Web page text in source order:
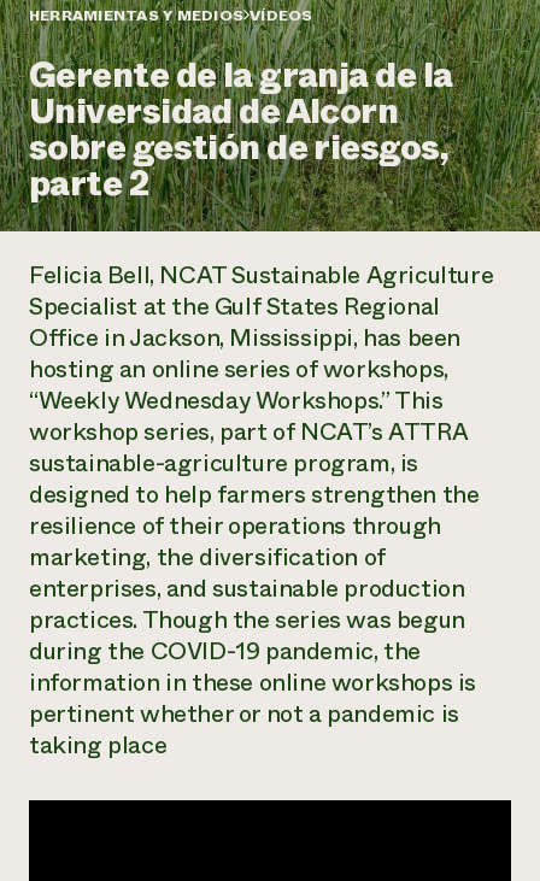
Informes anuales y financieros
Historias de impacto
Informe de
impacto 2024
LEER EL INFORME
Latinos en la agricultura
Sistemas alimentarios locales
Agricultura urbana
Las mujeres en la agricultura
Evento anual de reciclaje de productos electrónicos
Programa de descuentos de NorthWestern Energy
Servicios energéticos comerciales
Servicios energéticos residenciales
LIHEAP
Centro de intercambio de información AgriSolar
Blog
Podcasts
Publicaciones
Cursos cortos
Vídeos
Oportunidades de financiación
Noticias
Internship Hub
Buscar prácticas
Contratar a un becario
un
Llame a la
directa de
Asociaciones empresariales
Donar
Donaciones planificadas
Boletín
Consultas de los medios de comunicación
Todos
contribuyen a la
resiliencia de la
comunidad.
DONAR AHORA
HERRAMIENTAS Y MEDIOS VÍDEOS
Gerente de la granja de la
Universidad de Alcorn
sobre gestión de riesgos,
parte 2
Felicia Bell, NCAT Sustainable Agriculture
Specialist at the Gulf States Regional
Office in Jackson, Mississippi, has been
hosting an online series of workshops,
“Weekly Wednesday Workshops.” This
workshop series, part of NCAT’s ATTRA
sustainable-agriculture program, is
designed to help farmers strengthen the
resilience of their operations through
marketing, the diversification of
enterprises, and sustainable production
practices. Though the series was begun
during the COVID-19 pandemic, the
information in these online workshops is
pertinent whether or not a pandemic is
taking place